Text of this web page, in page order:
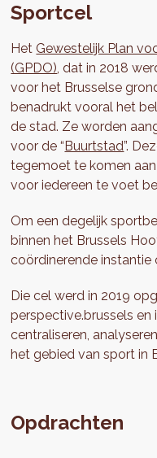
Sportcel
Het Gewestelijk Plan
(GPDO), dat in 2018
voor het Brusselse
benadrukt vooral het
de stad. Ze worden
voor de “ Buurtstad”.
tegemoet te komen
voor iedereen te voet
Om een degelijk
binnen het Brussels
coördinerende instantie
Die cel werd in 2019
perspective.brussels
centraliseren,
het gebied van sport in
Opdrachten